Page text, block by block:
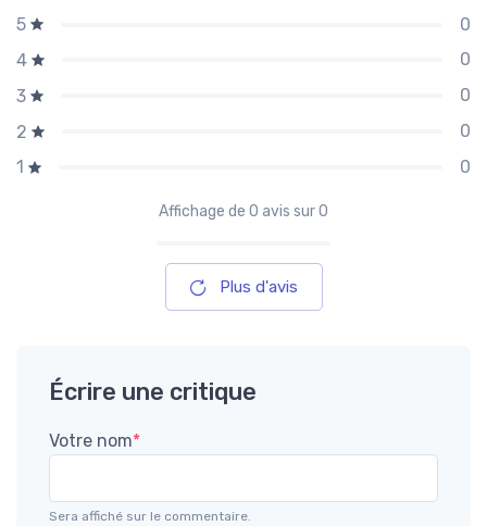
5
0
4
0
3
0
2
0
1
0
Affichage de 0 avis sur 0
Plus d'avis
Écrire une critique
Votre nom*
Sera affiché sur le commentaire.